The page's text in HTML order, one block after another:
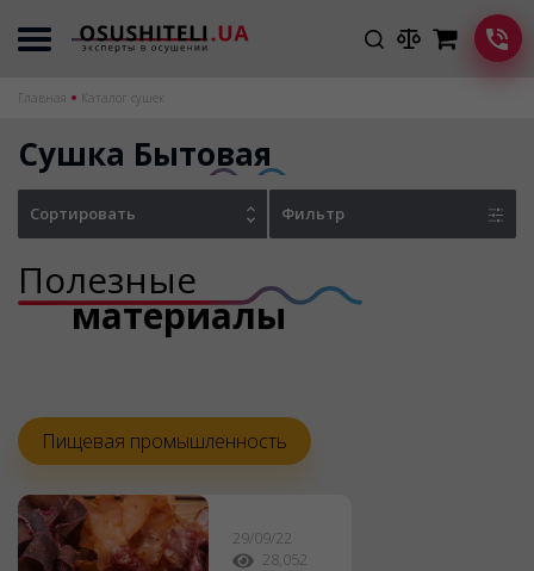
Главная Каталог сушек
Сушка Бытовая
Сортировать Фильтр
Полезные
материалы
Пищевая промышленность
29/09/22
28,052